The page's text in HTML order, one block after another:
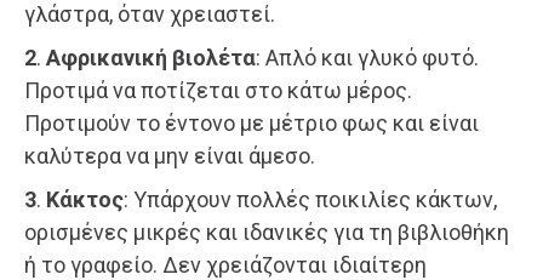
γλάστρα, όταν χρειαστεί.
2. Αφρικανική βιολέτα: Απλό και γλυκό φυτό.
Προτιμά να ποτίζεται στο κάτω μέρος.
Προτιμούν το έντονο με μέτριο φως και είναι
καλύτερα να μην είναι άμεσο.
3. Κάκτος: Υπάρχουν πολλές ποικιλίες κάκτων,
ορισμένες μικρές και ιδανικές για τη βιβλιοθήκη
ή το γραφείο. Δεν χρειάζονται ιδιαίτερη